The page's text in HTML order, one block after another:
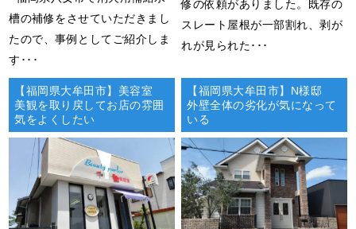
槽の補修をさせていただきまし
たので、事例としてご紹介しま
す･･･
修の依頼がありました。既存の
スレート屋根が一部割れ、剥が
れが見られた･･･
【福岡県大牟田市】美容室
美観を取り戻してお店の雰囲
気をよくしたい
【福岡県大牟田市】N様邸
外壁全体の劣化が気になって
いる